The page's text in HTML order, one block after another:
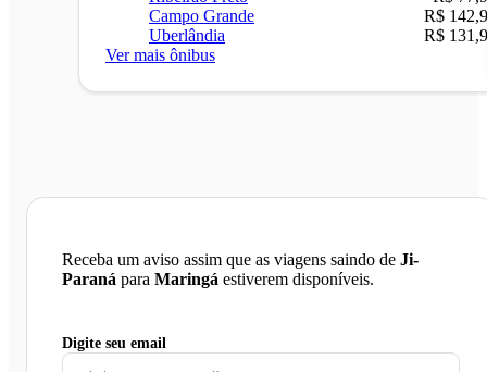
Campo Grande
R$
Uberlândia
R$
Ver mais ônibus
Receba um aviso assim que as viagens saindo de Ji-
Paraná para Maringá estiverem disponíveis.
Digite seu email